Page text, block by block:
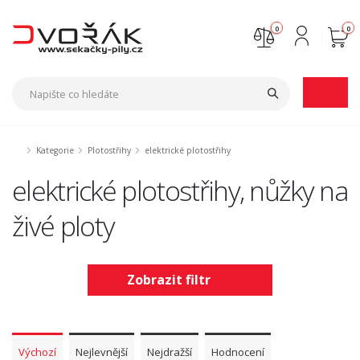
0
0
Kategorie Plotostřihy elektrické plotostřihy
elektrické plotostřihy, nůžky na
živé ploty
Zobrazit filtr
Výchozí Nejlevnější Nejdražší Hodnocení